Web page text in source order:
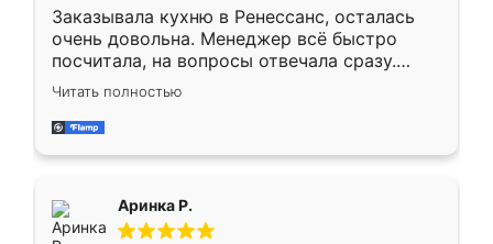
Заказывала кухню в Ренессанс, осталась
очень довольна. Менеджер всё быстро
посчитала, на вопросы отвечала сразу.
Замерщик приехал в субботу, подошёл к
делу со всей ответственностью. Собрали
за день, ребята работали аккуратно, даже
Читать полностью
Аринка Р.